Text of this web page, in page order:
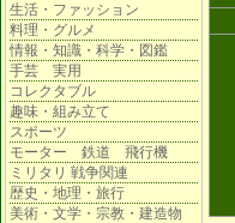
生活・ファッション
料理・グルメ
情報・知識・科学・図鑑
手芸 実用
コレクタブル
趣味・組み立て
スポーツ
モーター 鉄道 飛行機
ミリタリ 戦争関連
歴史・地理・旅行
美術・文学・宗教・建造物